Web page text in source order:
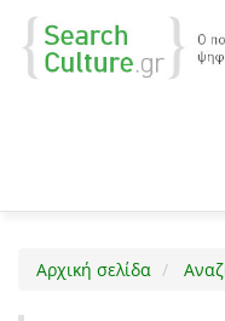
Αρχική σελίδα